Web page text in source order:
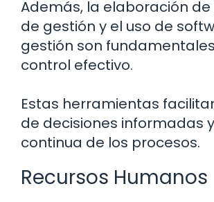
Además, la elaboración
de gestión y el uso de
gestión son
control efectivo.
Estas herramientas
de decisiones informadas
continua de los procesos.
Recursos Humanos